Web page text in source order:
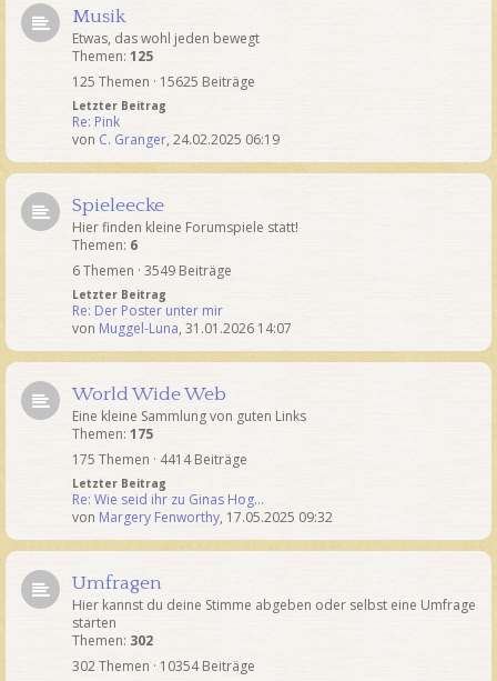
Musik
Etwas, das wohl jeden bewegt
Themen: 125
125 Themen · 15625 Beiträge
Letzter Beitrag
Re: Pink
von C. Granger, 24.02.2025 06:19
Spieleecke
Hier finden kleine Forumspiele statt!
Themen: 6
6 Themen · 3549 Beiträge
Letzter Beitrag
Re: Der Poster unter mir
von Muggel-Luna, 31.01.2026 14:07
World Wide Web
Eine kleine Sammlung von guten Links
Themen: 175
175 Themen · 4414 Beiträge
Letzter Beitrag
Re: Wie seid ihr zu Ginas Hog…
von Margery Fenworthy, 17.05.2025 09:32
Umfragen
Hier kannst du deine Stimme abgeben oder selbst eine Umfrage
starten
Themen: 302
302 Themen · 10354 Beiträge